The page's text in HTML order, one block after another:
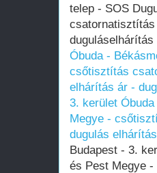
telep - SOS
duguláselhárítás
Óbuda -
csőtisztítás
elhárítás ár -
3. kerület
Megye -
dugulás
Budapest - 3.
és Pest Megye